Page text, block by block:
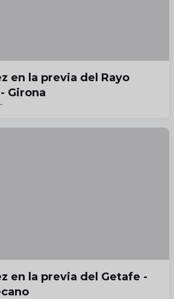
en la previa del Rayo
Girona
en la previa del Getafe -